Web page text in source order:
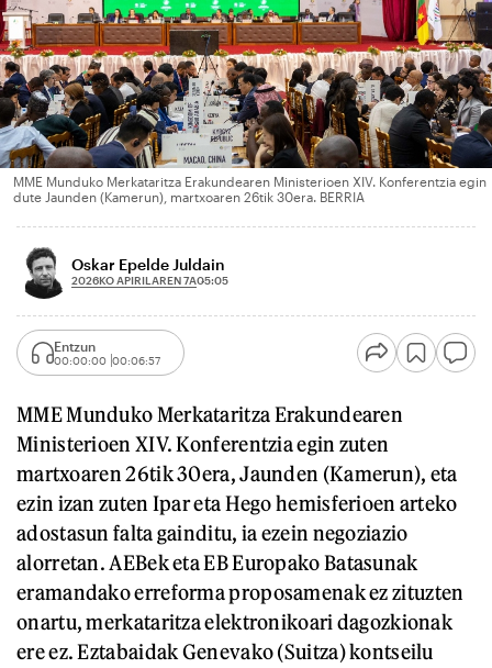
MME Munduko Merkataritza Erakundearen Ministerioen XIV. Konferentzia egin
dute Jaunden (Kamerun), martxoaren 26tik 30era. BERRIA
Oskar Epelde Juldain
2026KO APIRILAREN 7A05:05
Entzun
00:00:00 00:06:57
MME Munduko Merkataritza Erakundearen
Ministerioen XIV. Konferentzia egin zuten
martxoaren 26tik 30era, Jaunden (Kamerun), eta
ezin izan zuten Ipar eta Hego hemisferioen arteko
adostasun falta gainditu, ia ezein negoziazio
alorretan. AEBek eta EB Europako Batasunak
eramandako erreforma proposamenak ez zituzten
onartu, merkataritza elektronikoari dagozkionak
ere ez. Eztabaidak Genevako (Suitza) kontseilu